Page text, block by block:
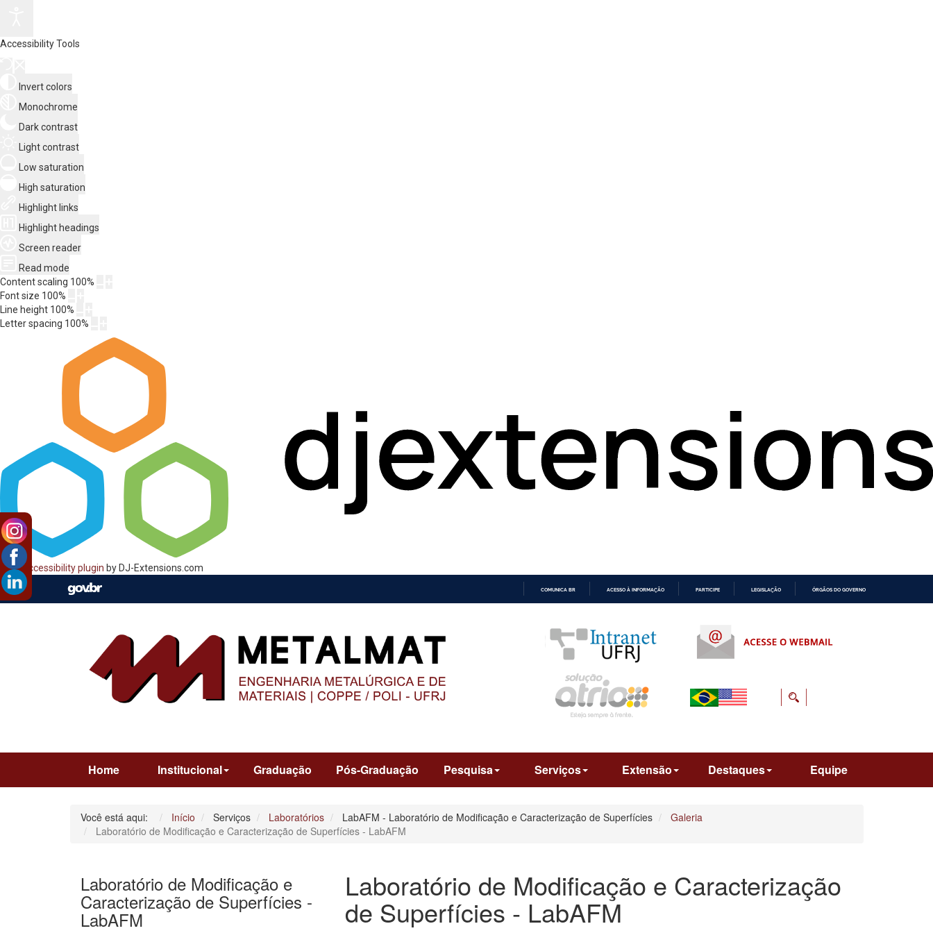
Accessibility Tools
Invert colors
Monochrome
Dark contrast
Light contrast
Low saturation
High saturation
Highlight links
Highlight headings
Screen reader
Read mode
Content scaling 100%
Font size 100%
Line height 100%
Letter spacing 100%
Web Accessibility plugin by DJ-Extensions.com
COMUNICA BR ACESSO À INFORMAÇÃO PARTICIPE LEGISLAÇÃO ÓRGÃOS DO GOVERNO
Home Institucional Graduação Pós-Graduação Pesquisa Serviços Extensão Destaques Equipe
Você está aqui: Início Serviços Laboratórios LabAFM - Laboratório de Modificação e Caracterização de Superfícies
Galeria
Laboratório de Modificação e Caracterização de Superfícies - LabAFM
Laboratório de Modificação e
Caracterização de Superfícies -
LabAFM
Laboratório de Modificação e Caracterização
de Superfícies - LabAFM